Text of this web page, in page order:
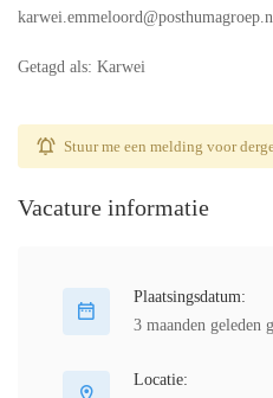
Getagd als: Karwei
Stuur me een melding voor
Vacature informatie
Plaatsingsdatum:
3 maanden geleden
Locatie: